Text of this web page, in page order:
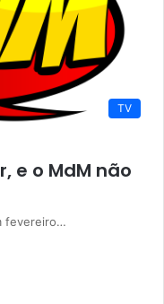
TV
e o MdM não
fevereiro…